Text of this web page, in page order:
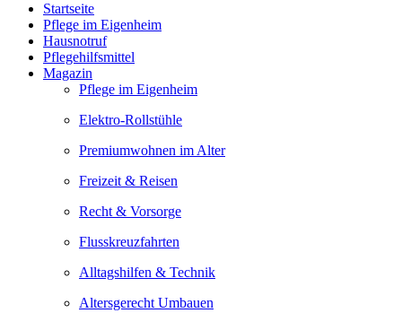
Startseite
Pflege im Eigenheim
Hausnotruf
Pflegehilfsmittel
Magazin
Pflege im Eigenheim
Elektro-Rollstühle
Premiumwohnen im Alter
Freizeit & Reisen
Recht & Vorsorge
Flusskreuzfahrten
Alltagshilfen & Technik
Altersgerecht Umbauen